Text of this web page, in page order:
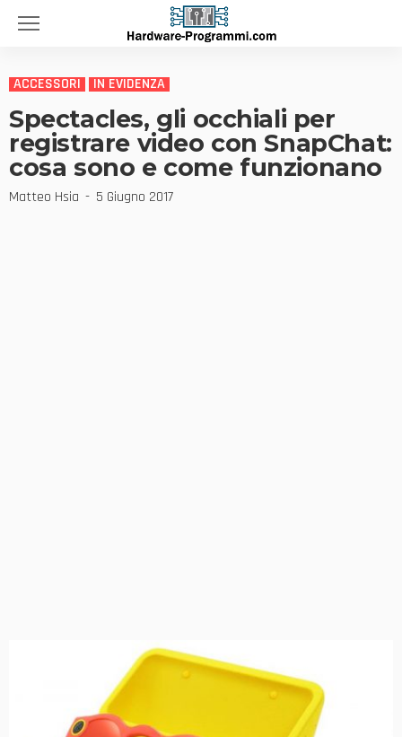
ACCESSORI IN EVIDENZA
Spectacles, gli occhiali per
registrare video con SnapChat:
cosa sono e come funzionano
Matteo Hsia 5 Giugno 2017